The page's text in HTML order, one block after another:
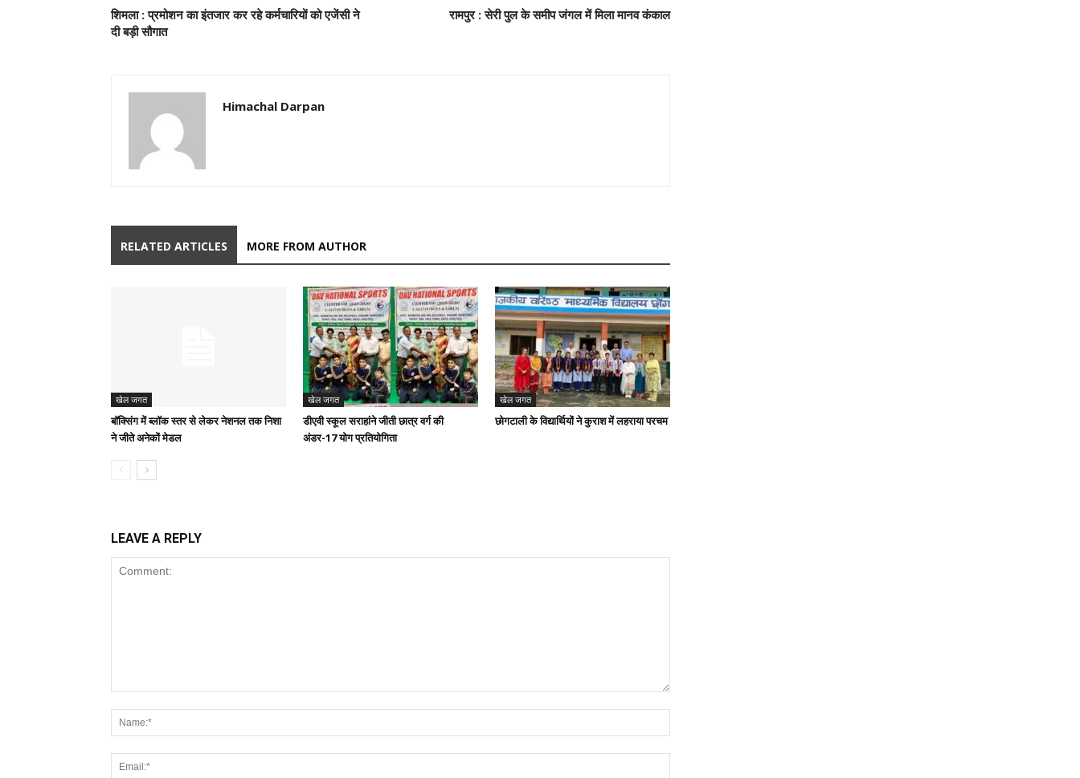
शिमला : प्रमोशन का इंतजार कर रहे कर्मचारियों को एजेंसी ने
दी बड़ी सौगात
रामपुर : सेरी पुल के समीप जंगल में मिला मानव कंकाल
Himachal Darpan
RELATED ARTICLES MORE FROM AUTHOR
खेल जगत
बॉक्सिंग में ब्लॉक स्तर से लेकर नेशनल तक निशा
ने जीते अनेकों मेडल
खेल जगत
डीएवी स्कूल सराहांने जीती छात्र वर्ग की
अंडर-17 योग प्रतियोगिता
खेल जगत
छोगटाली के विद्यार्थियों ने कुराश में लहराया परचम
LEAVE A REPLY